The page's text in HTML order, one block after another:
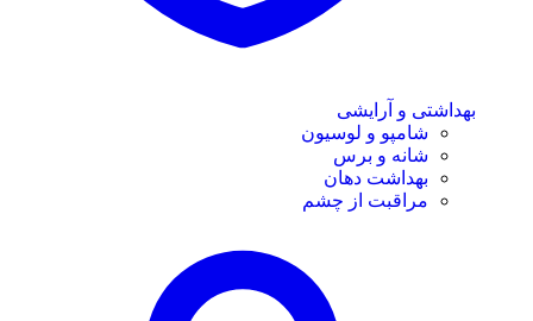
بهداشتی و آرایشی
شامپو و لوسیون
شانه و برس
بهداشت دهان
مراقبت از چشم